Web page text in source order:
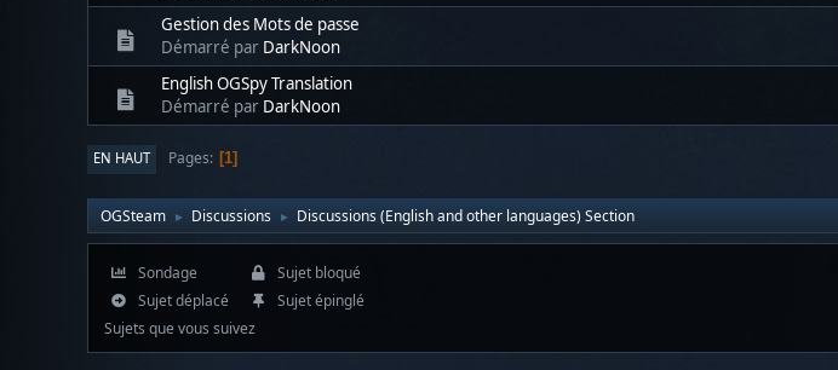
Gestion des Mots de passe
Démarré par DarkNoon
English OGSpy Translation
Démarré par DarkNoon
EN HAUT Pages 1
OGSteam ► Discussions ► Discussions (English and other languages) Section
Sondage
Sujet déplacé
Sujet bloqué
Sujet épinglé
Sujets que vous suivez